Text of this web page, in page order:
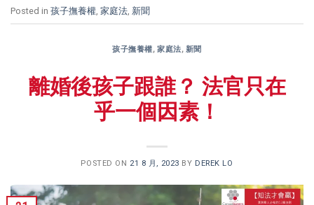
Posted in 孩子撫養權 家庭法 新聞
孩子撫養權, 家庭法, 新聞
離婚後孩子跟誰？ 法官只在
乎一個因素！
POSTED ON 21 8 月, 2023 BY DEREK LO